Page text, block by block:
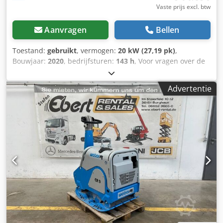
krachtoverbrening van de aandrijving: tandriemenVaste prijs excl. btw
Aanvragen Bellen
Toestand: gebruikt, vermogen: 20 kW (27,19 pk),
Bouwjaar: 2020, bedrijfsturen: 143 h, Voor vragen over de
aanbouwapparatuur kunt u contact opnemen met de heer
Herden (telefoonnummer: ...). Weber TRC 86 - grondwals -
bouwjaar: 2020 - met draadloze afstandsbediening - 143
bedrijfsuren Prijs: 14.890,00 € netto / 17.719,10 € bruto
Dwsdoznrwhopfx Aatja Operationeel gewicht volgens
CECE: 1.390 kg Bandenbreedte: 854 mm
Verdichtingskracht: 75 kN Frequentie: 32 Hz Amplitude:
1,70 mm Gemiddelde statische lijndruk CECE: 9,80 kg/cm
Bodemafhankelijke hellingscapaciteit: 50%
Werk-/snelgang: m/min, bodemafhankelijk Aandrijving:
hydrostatisch, vier banden Motorfabrikant/type:
Lombardini LDW 1003 Motortype: 3-cilinder diesel,
watergekoeld Motorvermogen, max.: 19,5 kW / 26,7 pk
Motorvermogen bij bedrijfsomwentalsnelheid: 15,6 kW /
21,3 pk bij 2600 tpm Het apparaat is voorzien van een
Advertentie